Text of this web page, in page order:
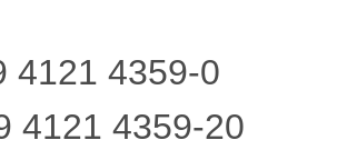
4121 4359-0
4121 4359-20